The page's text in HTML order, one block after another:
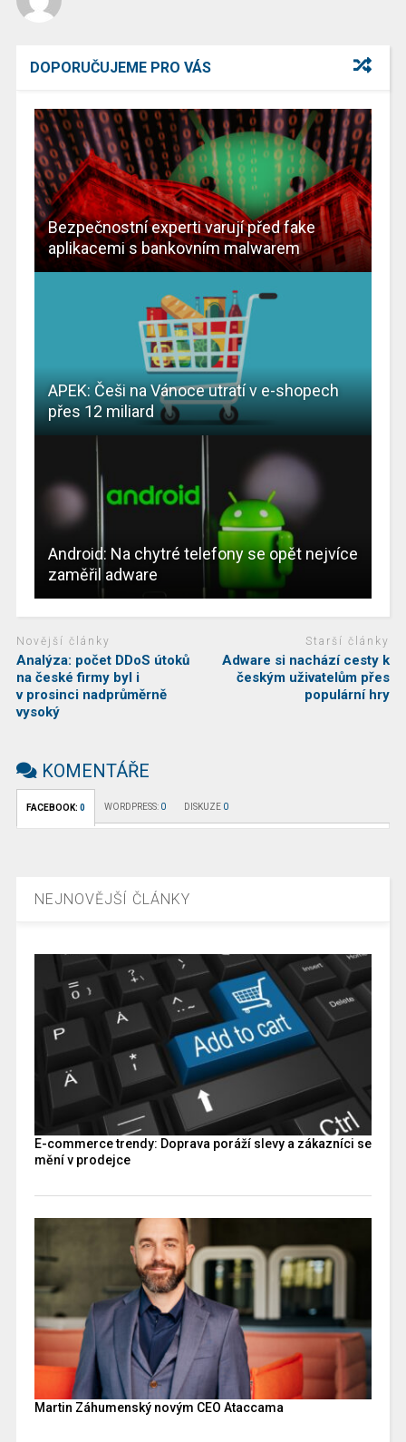
DOPORUČUJEME PRO VÁS
Bezpečnostní experti varují před fake
aplikacemi s bankovním malwarem
APEK: Češi na Vánoce utratí v e-shopech
přes 12 miliard
Android: Na chytré telefony se opět nejvíce
zaměřil adware
Novější články
Analýza: počet DDoS útoků
na české firmy byl i
v prosinci nadprůměrně
vysoký
Starší články
Adware si nachází cesty k
českým uživatelům přes
populární hry
KOMENTÁŘE
FACEBOOK: 0 WORDPRESS: 0 DISKUZE 0
NEJNOVĚJŠÍ ČLÁNKY
E-commerce trendy: Doprava poráží slevy a zákazníci se
mění v prodejce
Martin Záhumenský novým CEO Ataccama